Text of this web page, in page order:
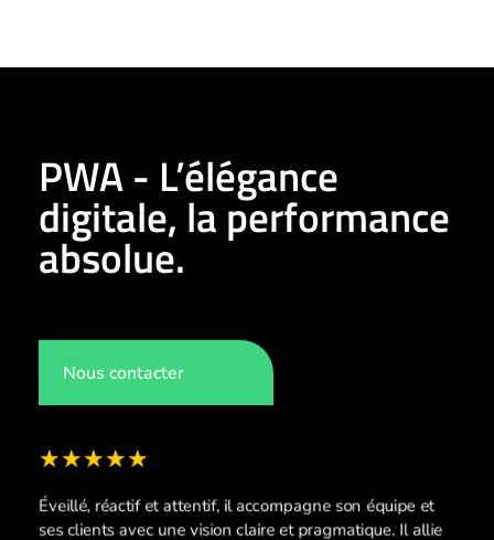
PWA - L’élégance
digitale, la performance
absolue.
Nous contacter
Éveillé, réactif et attentif, il accompagne son équipe et
ses clients avec une vision claire et pragmatique. Il allie